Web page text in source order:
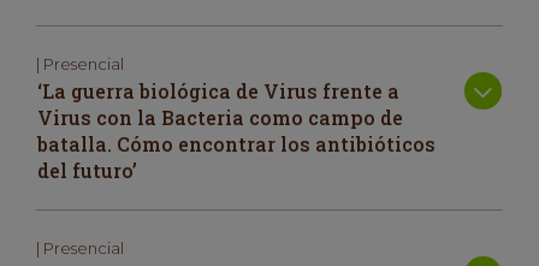
| Presencial
‘La guerra biológica de Virus frente a
Virus con la Bacteria como campo de
batalla. Cómo encontrar los antibióticos
del futuro’
| Presencial